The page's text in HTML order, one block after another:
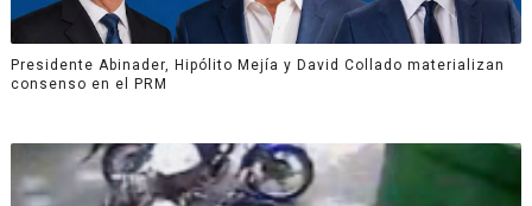
Presidente Abinader, Hipólito Mejía y David Collado materializan
consenso en el PRM